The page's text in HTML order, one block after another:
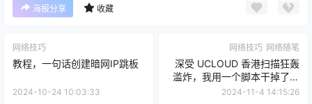
海报分享 收藏
网络技巧
教程，一句话创建暗网IP跳板
2024-10-24 10:03:33
网络技巧 网络随笔
深受 UCLOUD 香港扫描狂轰
滥炸，我用一个脚本干掉了整
个机房
2024-11-4 14:15:26